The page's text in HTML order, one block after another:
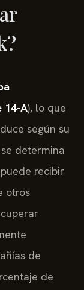
14-A), lo que
según su
determina
recibir
otros
de
de